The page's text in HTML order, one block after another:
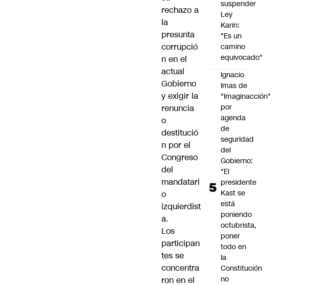
rechazo a
la
presunta
corrupció
n en el
actual
Gobierno
y exigir la
renuncia
o
destitució
n por el
Congreso
del
mandatari
o
izquierdist
a.
Los
participan
tes se
concentra
ron en el
suspender
Ley
Karin:
"Es un
camino
equivocado"
Ignacio
Imas de
"Imaginacción"
por
agenda
de
seguridad
del
Gobierno:
"El
presidente
Kast se
está
poniendo
octubrista,
poner
todo en
la
Constitución
no